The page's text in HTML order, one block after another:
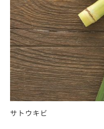
サトウキビ